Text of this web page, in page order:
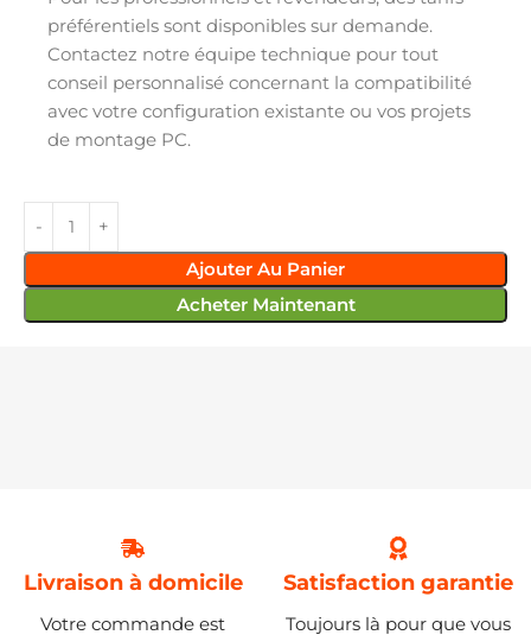
préférentiels sont disponibles sur demande.
Contactez notre équipe technique pour tout
conseil personnalisé concernant la compatibilité
avec votre configuration existante ou vos projets
de montage PC.
Ajouter Au Panier
Acheter Maintenant
Livraison à domicile
Votre commande est
Satisfaction garantie
Toujours là pour que vous